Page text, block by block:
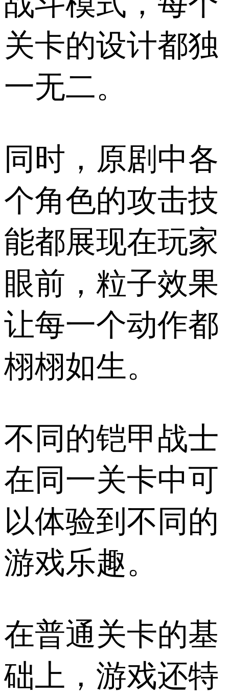
关卡的设计都独
一无二。
同时，原剧中各
个角色的攻击技
能都展现在玩家
眼前，粒子效果
让每一个动作都
栩栩如生。
不同的铠甲战士
在同一关卡中可
以体验到不同的
游戏乐趣。
在普通关卡的基
础上，游戏还特